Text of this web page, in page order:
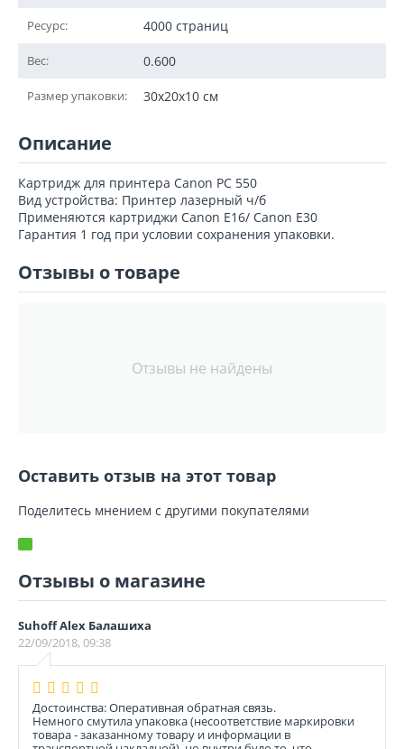
Ресурс: 4000 страниц
Вес: 0.600
Размер упаковки: 30x20x10 см
Описание
Картридж для принтера Canon PC 550
Вид устройства: Принтер лазерный ч/б
Применяются картриджи Canon E16/ Canon E30
Гарантия 1 год при условии сохранения упаковки.
Отзывы о товаре
Отзывы не найдены
Оставить отзыв на этот товар
Поделитесь мнением с другими покупателями
Отзывы о магазине
Suhoff Alex Балашиха
22/09/2018, 09:38
Достоинства: Оперативная обратная связь.
Немного смутила упаковка (несоответствие маркировки
товара - заказанному товару и информации в